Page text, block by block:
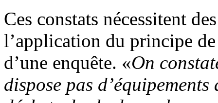
Ces constats nécessitent
l’application du principe
d’une enquête. «On
dispose pas